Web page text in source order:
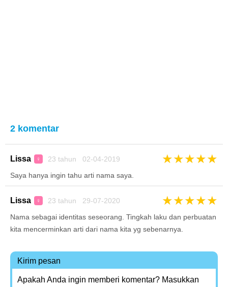
2 komentar
Lissa ♀ 23 tahun 02-04-2019 ★★★★★
Saya hanya ingin tahu arti nama saya.
Lissa ♀ 23 tahun 29-07-2020 ★★★★★
Nama sebagai identitas seseorang. Tingkah laku dan perbuatan
kita mencerminkan arti dari nama kita yg sebenarnya.
Kirim pesan
Apakah Anda ingin memberi komentar? Masukkan